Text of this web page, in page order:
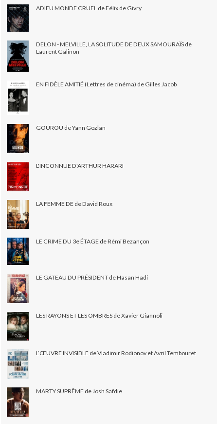
ADIEU MONDE CRUEL de Félix de Givry
DELON - MELVILLE, LA SOLITUDE DE DEUX SAMOURAÏS de
Laurent Galinon
EN FIDÈLE AMITIÉ (Lettres de cinéma) de Gilles Jacob
GOUROU de Yann Gozlan
L'INCONNUE D'ARTHUR HARARI
LA FEMME DE de David Roux
LE CRIME DU 3e ÉTAGE de Rémi Bezançon
LE GÂTEAU DU PRÉSIDENT de Hasan Hadi
LES RAYONS ET LES OMBRES de Xavier Giannoli
L’ŒUVRE INVISIBLE de Vladimir Rodionov et Avril Tembouret
MARTY SUPRÊME de Josh Safdie